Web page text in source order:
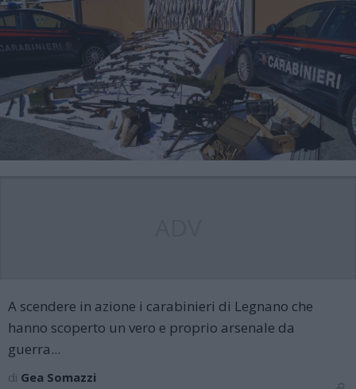
A scendere in azione i carabinieri di Legnano che
hanno scoperto un vero e proprio arsenale da
guerra...
di Gea Somazzi